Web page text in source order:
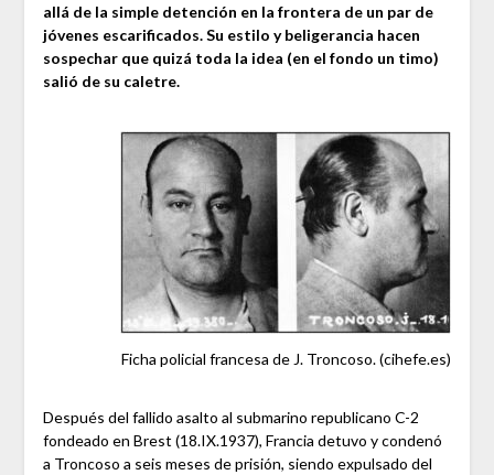
allá de la simple detención en la frontera de un par de
jóvenes escarificados. Su estilo y beligerancia hacen
sospechar que quizá toda la idea (en el fondo un timo)
salió de su caletre.
Ficha policial francesa de J. Troncoso. (cihefe.es)
Después del fallido asalto al submarino republicano C-2
fondeado en Brest (18.IX.1937), Francia detuvo y condenó
a Troncoso a seis meses de prisión, siendo expulsado del